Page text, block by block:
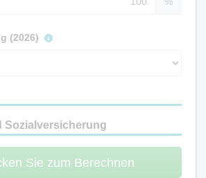
(2026)
Sozialversicherung
Sie zum Berechnen